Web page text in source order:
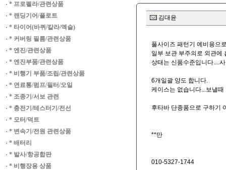
· * 프로펠라/관련상품
· * 랜딩기어/플로트
· * 타이어(바퀴/칼라/엑슬)
· * 커버링 필름/관련상품
· * 엔진/관련상품
· * 엔진부품/관련상품
· * 비행기 부품/조립/관련상품
· * 연료통/펌프/필터/오일
· * 조종기/서보 관련
· * 충전기/테스터기/전선
· * 모터/덕트
· * 변속기/전원 관련상품
· * 배터리
· * 발사/항공합판
· * 비행장용 상품
김대윤
풀사이즈 패턴기 예비용으
일부 보관 부주의로 외관에
상태는 신품수준입니다....
6개일괄 양도 합니다.
케이스는 없습니다...보낼
후타바 단종품으로 구하기
**만
010-5327-1744